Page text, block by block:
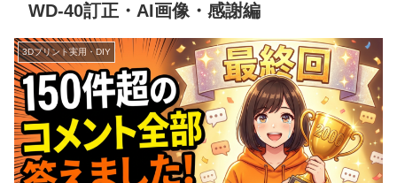
WD-40訂正・AI画像・感謝編
3Dプリント実用・DIY